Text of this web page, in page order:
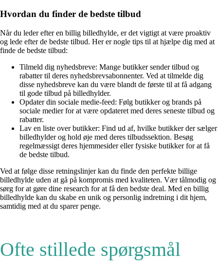
Hvordan du finder de bedste tilbud
Når du leder efter en billig billedhylde, er det vigtigt at være proaktiv
og lede efter de bedste tilbud. Her er nogle tips til at hjælpe dig med at
finde de bedste tilbud:
Tilmeld dig nyhedsbreve: Mange butikker sender tilbud og
rabatter til deres nyhedsbrevsabonnenter. Ved at tilmelde dig
disse nyhedsbreve kan du være blandt de første til at få adgang
til gode tilbud på billedhylder.
Opdater din sociale medie-feed: Følg butikker og brands på
sociale medier for at være opdateret med deres seneste tilbud og
rabatter.
Lav en liste over butikker: Find ud af, hvilke butikker der sælger
billedhylder og hold øje med deres tilbudssektion. Besøg
regelmæssigt deres hjemmesider eller fysiske butikker for at få
de bedste tilbud.
Ved at følge disse retningslinjer kan du finde den perfekte billige
billedhylde uden at gå på kompromis med kvaliteten. Vær tålmodig og
sørg for at gøre dine research for at få den bedste deal. Med en billig
billedhylde kan du skabe en unik og personlig indretning i dit hjem,
samtidig med at du sparer penge.
Ofte stillede spørgsmål